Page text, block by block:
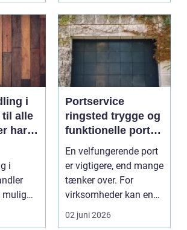
i
til alle
har
i
mulig
u...
Portservice
ringsted trygge og
funktionelle porte i
hverdagen
En velfungerende port
er vigtigere, end mange
tænker over. For
virksomheder kan en
defekt port betyd...
02 juni 2026